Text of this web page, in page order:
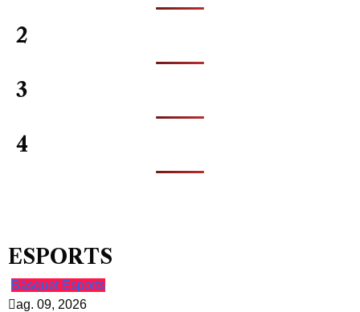
2
3
4
ESPORTS
Bàsquet Esports
ag. 09, 2026